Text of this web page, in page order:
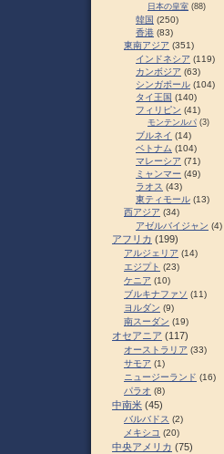
日本の皇室 (88)
韓国 (250)
香港 (83)
東南アジア (351)
インドネシア (119)
カンボジア (63)
シンガポール (104)
タイ王国 (140)
フィリピン (41)
モンテンルパ (3)
ブルネイ (14)
ベトナム (104)
マレーシア (71)
ミャンマー (49)
ラオス (43)
東ティモール (13)
西アジア (34)
アゼルバイジャン (4)
アフリカ (199)
アルジェリア (14)
エジプト (23)
ケニア (10)
ブルキナファソ (11)
ヨルダン (9)
南スーダン (19)
オセアニア (117)
オーストラリア (33)
サモア (1)
ニュージーランド (16)
パラオ (8)
中南米 (45)
バルバドス (2)
メキシコ (20)
中央アメリカ (75)